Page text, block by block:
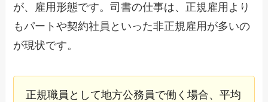
が、雇用形態です。司書の仕事は、正規雇用より
もパートや契約社員といった非正規雇用が多いの
が現状です。
正規職員として地方公務員で働く場合、平均